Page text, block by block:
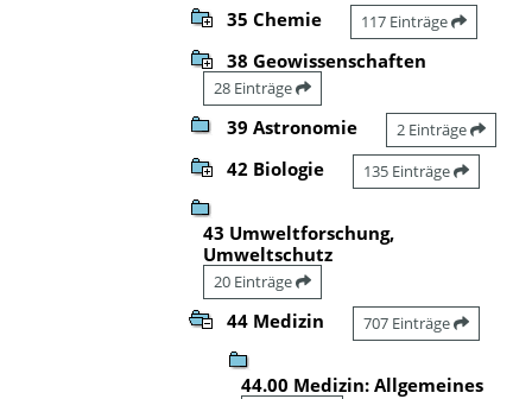
35 Chemie 117 Einträge
38 Geowissenschaften
28 Einträge
39 Astronomie 2 Einträge
42 Biologie 135 Einträge
43 Umweltforschung,
Umweltschutz
20 Einträge
44 Medizin 707 Einträge
44.00 Medizin: Allgemeines